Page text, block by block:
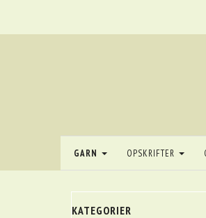
GARN OPSKRIFTER
KATEGORIER